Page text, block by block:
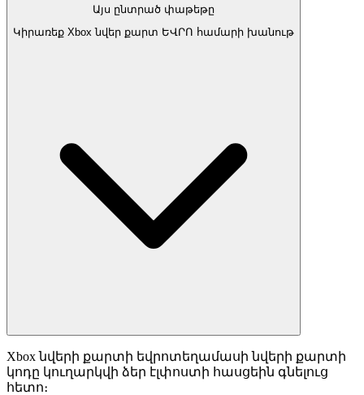
Այս ընտրած փաթեթը
Կիրառեք Xbox նվեր քարտ ԵՎՐՈ համարի խանութ
Xbox նվերի քարտի եվրոտեղամասի նվերի քարտի
կոդը կուղարկվի ձեր էլփոստի հասցեին գնելուց
հետո։